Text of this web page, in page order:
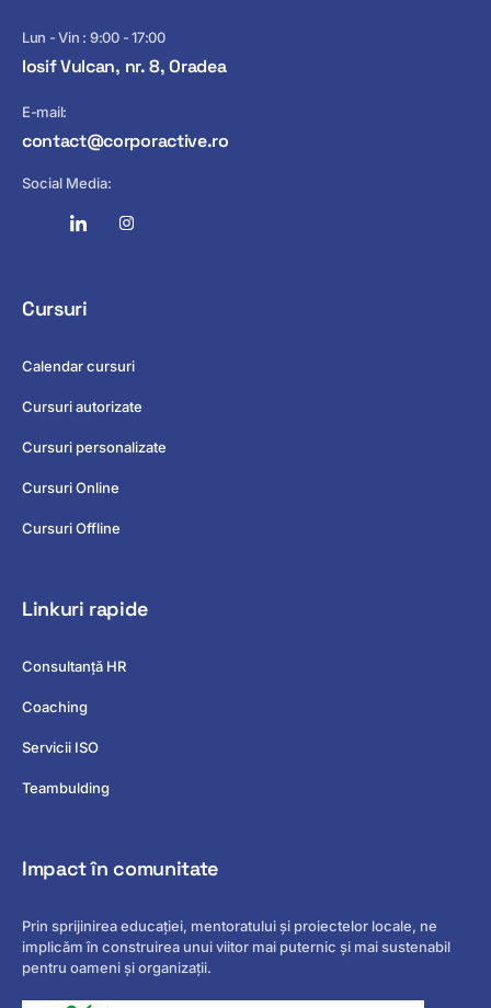
Lun - Vin : 9:00 - 17:00
Iosif Vulcan, nr. 8, Oradea
E-mail:
contact@corporactive.ro
Social Media:
Cursuri
Calendar cursuri
Cursuri autorizate
Cursuri personalizate
Cursuri Online
Cursuri Offline
Linkuri rapide
Consultanță HR
Coaching
Servicii ISO
Teambulding
Impact în comunitate
Prin sprijinirea educației, mentoratului și proiectelor locale, ne
implicăm în construirea unui viitor mai puternic și mai sustenabil
pentru oameni și organizații.